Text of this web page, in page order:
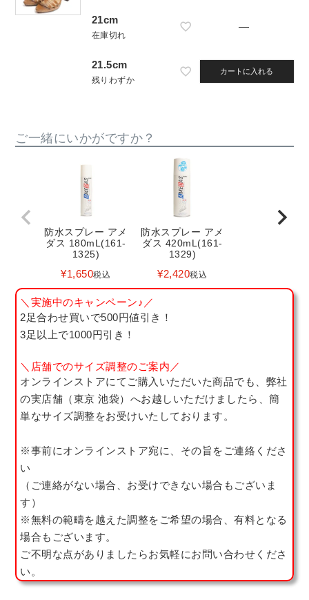
21cm
在庫切れ
—
21.5cm
残りわずか
カートに入れる
ご一緒にいかがですか？
防水スプレー アメ
ダス 180mL(161-
1325)
¥1,650税込
防水スプレー アメ
ダス 420mL(161-
1329)
¥2,420税込
＼実施中のキャンペーン♪／
2足合わせ買いで500円値引き！
3足以上で1000円引き！
＼店舗でのサイズ調整のご案内／
オンラインストアにてご購入いただいた商品でも、弊社
の実店舗（東京 池袋）へお越しいただけましたら、簡
単なサイズ調整をお受けいたしております。
※事前にオンラインストア宛に、その旨をご連絡くださ
い
（ご連絡がない場合、お受けできない場合もございま
す）
※無料の範疇を越えた調整をご希望の場合、有料となる
場合もございます。
ご不明な点がありましたらお気軽にお問い合わせくださ
い。